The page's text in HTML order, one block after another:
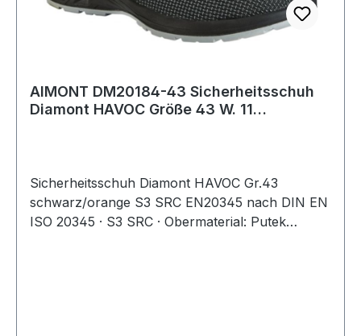
AIMONT DM20184-43 Sicherheitsschuh
Diamont HAVOC Größe 43 W. 11
Sicherheitsschuh Diamont HAVOC Gr.43
schwarz/orange S3 SRC EN20345 nach DIN EN
ISO 20345 · S3 SRC · Obermaterial: Putek